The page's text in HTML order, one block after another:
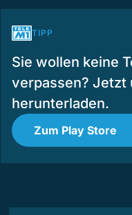
TIPP
Sie wollen keine
verpassen? Jetzt
herunterladen.
Zum Play Store